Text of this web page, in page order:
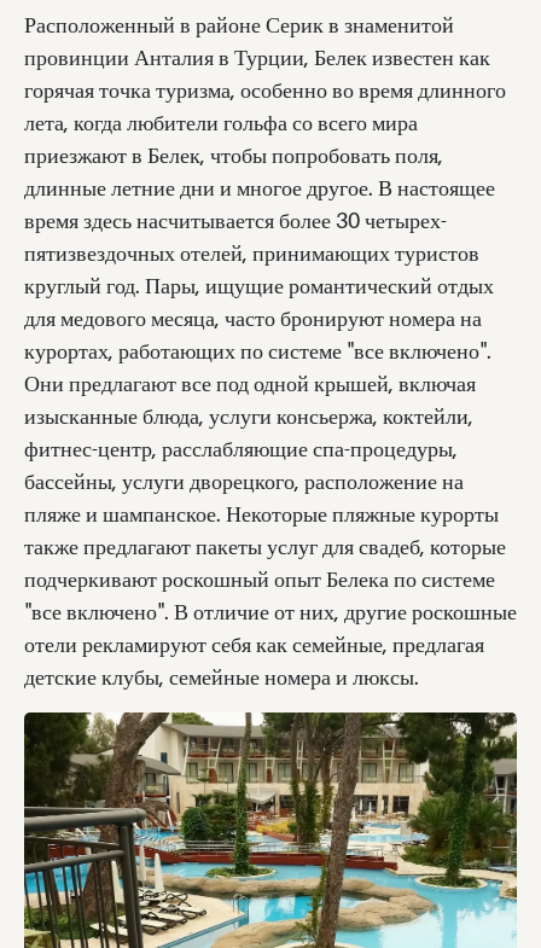
Расположенный в районе Серик в знаменитой
провинции Анталия в Турции, Белек известен как
горячая точка туризма, особенно во время длинного
лета, когда любители гольфа со всего мира
приезжают в Белек, чтобы попробовать поля,
длинные летние дни и многое другое. В настоящее
время здесь насчитывается более 30 четырех-
пятизвездочных отелей, принимающих туристов
круглый год. Пары, ищущие романтический отдых
для медового месяца, часто бронируют номера на
курортах, работающих по системе "все включено".
Они предлагают все под одной крышей, включая
изысканные блюда, услуги консьержа, коктейли,
фитнес-центр, расслабляющие спа-процедуры,
бассейны, услуги дворецкого, расположение на
пляже и шампанское. Некоторые пляжные курорты
также предлагают пакеты услуг для свадеб, которые
подчеркивают роскошный опыт Белека по системе
"все включено". В отличие от них, другие роскошные
отели рекламируют себя как семейные, предлагая
детские клубы, семейные номера и люксы.